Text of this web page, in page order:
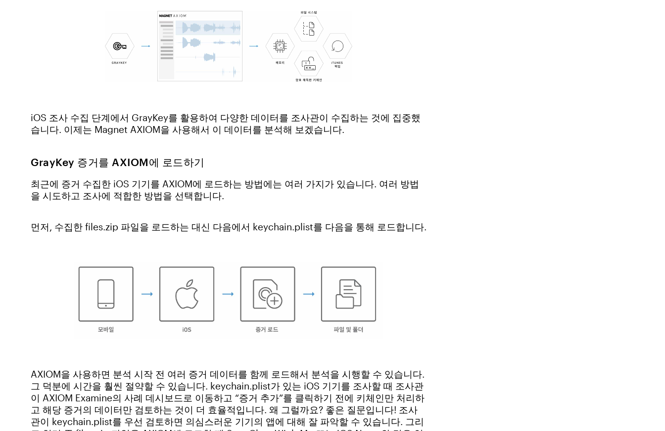
iOS 조사 수집 단계에서 GrayKey를 활용하여 다양한 데이터를 조사관이 수집하는 것에 집중했
습니다. 이제는 Magnet AXIOM을 사용해서 이 데이터를 분석해 보겠습니다.
GrayKey 증거를 AXIOM에 로드하기
최근에 증거 수집한 iOS 기기를 AXIOM에 로드하는 방법에는 여러 가지가 있습니다. 여러 방법
을 시도하고 조사에 적합한 방법을 선택합니다.
먼저, 수집한 files.zip 파일을 로드하는 대신 다음에서 keychain.plist를 다음을 통해 로드합니다.
AXIOM을 사용하면 분석 시작 전 여러 증거 데이터를 함께 로드해서 분석을 시행할 수 있습니다.
그 덕분에 시간을 훨씬 절약할 수 있습니다. keychain.plist가 있는 iOS 기기를 조사할 때 조사관
이 AXIOM Examine의 사례 데시보드로 이동하고 “증거 추가”를 클릭하기 전에 키체인만 처리하
고 해당 증거의 데이터만 검토하는 것이 더 효율적입니다. 왜 그럴까요? 좋은 질문입니다! 조사
관이 keychain.plist를 우선 검토하면 의심스러운 기기의 앱에 대해 잘 파악할 수 있습니다. 그리